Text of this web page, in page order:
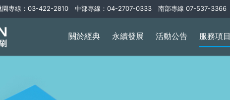
專線：03-422-2810 中部專線：04-2707-0333 南部專線 07-537-3366
關於經典 永續發展 活動公告 服務項目